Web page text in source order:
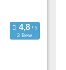
3 Bew.